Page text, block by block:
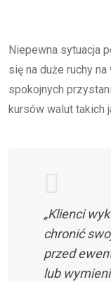
Niepewna sytuacja
się na duże ruchy
spokojnych
kursów walut takich
„Klienci
chronić
przed
lub